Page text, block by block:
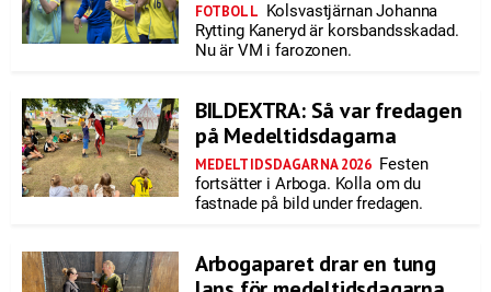
FOTBOLL Kolsvastjärnan Johanna
Rytting Kaneryd är korsbandsskadad.
Nu är VM i farozonen.
BILDEXTRA: Så var fredagen
på Medeltidsdagarna
MEDELTIDSDAGARNA 2026 Festen
fortsätter i Arboga. Kolla om du
fastnade på bild under fredagen.
Arbogaparet drar en tung